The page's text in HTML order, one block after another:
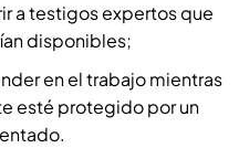
a testigos expertos que
disponibles;
en el trabajo mientras
esté protegido por un